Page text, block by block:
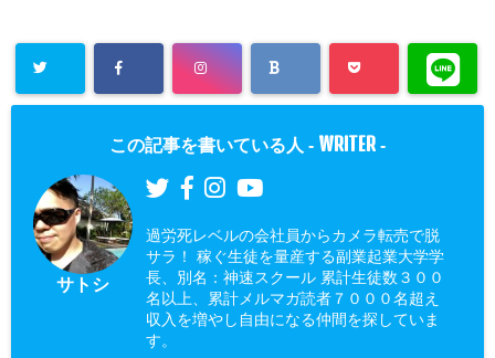
この記事を書いている人 - WRITER -
サトシ
過労死レベルの会社員からカメラ転売で脱
サラ！ 稼ぐ生徒を量産する副業起業大学学
長、別名：神速スクール 累計生徒数３００
名以上、累計メルマガ読者７０００名超え
収入を増やし自由になる仲間を探していま
す。